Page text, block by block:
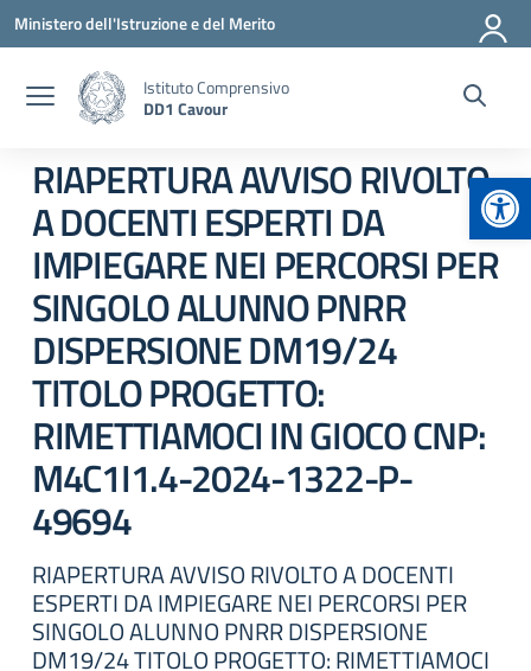
Vai ai contenuti
Vai al menu di navigazione
Vai al footer
Ministero dell'Istruzione e del Merito
Istituto Comprensivo
DD1 Cavour
RIAPERTURA AVVISO RIVOLTO
A DOCENTI ESPERTI DA
IMPIEGARE NEI PERCORSI PER
SINGOLO ALUNNO PNRR
DISPERSIONE DM19/24
TITOLO PROGETTO:
RIMETTIAMOCI IN GIOCO CNP:
M4C1I1.4-2024-1322-P-
49694
RIAPERTURA AVVISO RIVOLTO A DOCENTI
ESPERTI DA IMPIEGARE NEI PERCORSI PER
SINGOLO ALUNNO PNRR DISPERSIONE
DM19/24 TITOLO PROGETTO: RIMETTIAMOCI